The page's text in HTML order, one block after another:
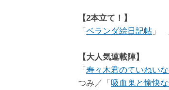
【2本立て！】
「 ベランダ絵日記帖 」
【大人気連載陣】
「 寿々木君のていねい
つみ／「 吸血鬼と愉快